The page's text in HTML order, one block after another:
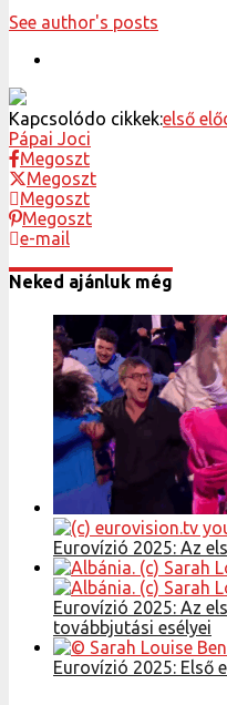
See author's posts
Kapcsolódo cikkek:első
Pápai Joci
Megoszt
Megoszt
Megoszt
Megoszt
e-mail
Neked ajánluk még
Eurovízió 2025: Az
Eurovízió 2025: Az
továbbjutási esélyei
Eurovízió 2025: Első